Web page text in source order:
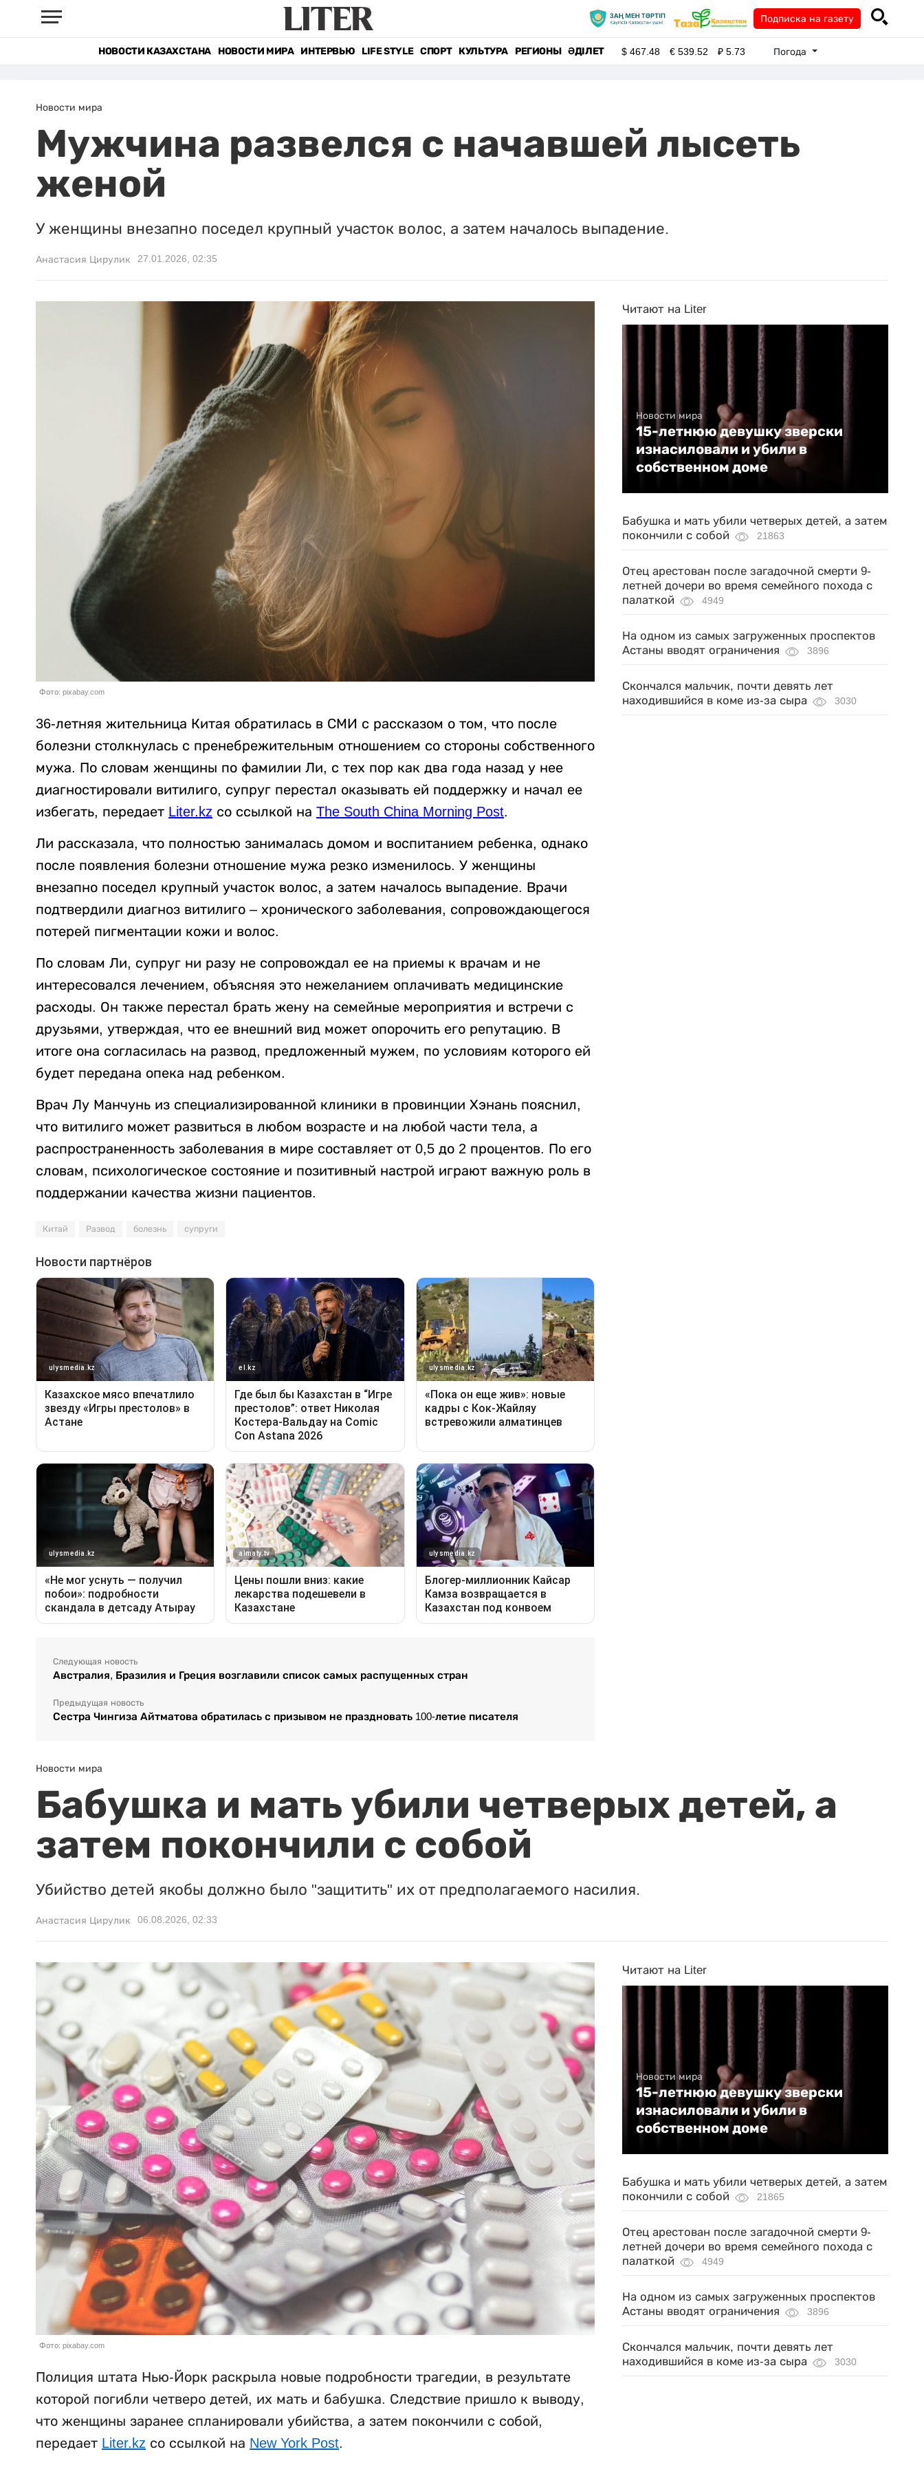
Подписка на газету
НОВОСТИ КАЗАХСТАНА НОВОСТИ МИРА ИНТЕРВЬЮ LIFE STYLE СПОРТ КУЛЬТУРА РЕГИОНЫ ӘДІЛЕТ $467.48 €539.52 ₽5.73 Погода
Новости мира
Мужчина развелся с начавшей лысеть
женой
У женщины внезапно поседел крупный участок волос, а затем началось выпадение.
Анастасия Цирулик 27.01.2026, 02:35
Фото: pixabay.com
36-летняя жительница Китая обратилась в СМИ с рассказом о том, что после
болезни столкнулась с пренебрежительным отношением со стороны собственного
мужа. По словам женщины по фамилии Ли, с тех пор как два года назад у нее
диагностировали витилиго, супруг перестал оказывать ей поддержку и начал ее
избегать, передает Liter.kz со ссылкой на The South China Morning Post.
Ли рассказала, что полностью занималась домом и воспитанием ребенка, однако
после появления болезни отношение мужа резко изменилось. У женщины
внезапно поседел крупный участок волос, а затем началось выпадение. Врачи
подтвердили диагноз витилиго – хронического заболевания, сопровождающегося
потерей пигментации кожи и волос.
По словам Ли, супруг ни разу не сопровождал ее на приемы к врачам и не
интересовался лечением, объясняя это нежеланием оплачивать медицинские
расходы. Он также перестал брать жену на семейные мероприятия и встречи с
друзьями, утверждая, что ее внешний вид может опорочить его репутацию. В
итоге она согласилась на развод, предложенный мужем, по условиям которого ей
будет передана опека над ребенком.
Врач Лу Манчунь из специализированной клиники в провинции Хэнань пояснил,
что витилиго может развиться в любом возрасте и на любой части тела, а
распространенность заболевания в мире составляет от 0,5 до 2 процентов. По его
словам, психологическое состояние и позитивный настрой играют важную роль в
поддержании качества жизни пациентов.
Китай Развод болезнь супруги
Следующая новость
Австралия, Бразилия и Греция возглавили список самых распущенных стран
Предыдущая новость
Сестра Чингиза Айтматова обратилась с призывом не праздновать 100-летие писателя
Читают на Liter
Новости мира
15-летнюю девушку зверски
изнасиловали и убили в
собственном доме
Бабушка и мать убили четверых детей, а затем
покончили с собой
21863
Отец арестован после загадочной смерти 9-
летней дочери во время семейного похода с
палаткой
4949
На одном из самых загруженных проспектов
Астаны вводят ограничения
3896
Скончался мальчик, почти девять лет
находившийся в коме из-за сыра
3030
Новости мира
Бабушка и мать убили четверых детей, а
затем покончили с собой
Убийство детей якобы должно было "защитить" их от предполагаемого насилия.
Анастасия Цирулик 06.08.2026, 02:33
Фото: pixabay.com
Полиция штата Нью-Йорк раскрыла новые подробности трагедии, в результате
которой погибли четверо детей, их мать и бабушка. Следствие пришло к выводу,
что женщины заранее спланировали убийства, а затем покончили с собой,
передает Liter.kz со ссылкой на New York Post.
Читают на Liter
Новости мира
15-летнюю девушку зверски
изнасиловали и убили в
собственном доме
Бабушка и мать убили четверых детей, а затем
покончили с собой
21865
Отец арестован после загадочной смерти 9-
летней дочери во время семейного похода с
палаткой
4949
На одном из самых загруженных проспектов
Астаны вводят ограничения
3896
Скончался мальчик, почти девять лет
находившийся в коме из-за сыра
3030